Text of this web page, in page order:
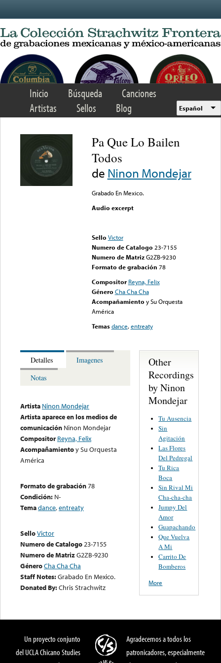
Inicio Búsqueda
Canciones
Artistas
Sellos Blog Español
Pa Que Lo Bailen
Todos
de Ninon Mondejar
Grabado En Mexico.
Audio excerpt
Sello Victor
Numero de Catalogo 23-7155
Numero de Matriz G2ZB-9230
Formato de grabación 78
Compositor Reyna, Felix
Género Cha Cha Cha
Acompañamiento y Su Orquesta
América
Temas dance,entreaty
Detalles
Imagenes
Notas
Artista Ninon Mondejar
Artista aparece en los medios de
comunicación Ninon Mondejar
Compositor Reyna, Felix
Acompañamientoy Su Orquesta
América
Formato de grabación78
Condición: N-
Temadance,entreaty
SelloVictor
Numero de Catalogo23-7155
Numero de MatrizG2ZB-9230
GéneroCha Cha Cha
Staff Notes:Grabado En Mexico.
Donated By:Chris Strachwitz
Other
Recordings
by Ninon
Mondejar
Tu Ausencia
Sin
Agitación
Las Flores
Del Pedregal
Tu Rica
Boca
Sin Rival Mi
Cha-cha-cha
Jumpy Del
Amor
Guapachando
Que Vuelva
A Mi
Carrito De
Bomberos
More
Un proyecto conjunto
del UCLA Chicano Studies
Agradecemos a todos los
patronicadores, especialmente